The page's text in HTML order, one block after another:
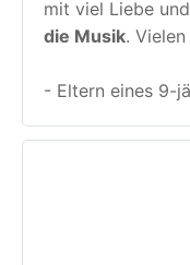
mit viel Liebe
die Musik.
- Eltern eines 9-